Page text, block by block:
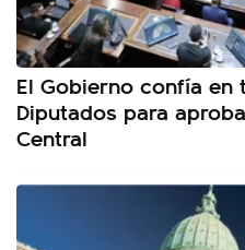
El Gobierno confía en
Diputados para
Central